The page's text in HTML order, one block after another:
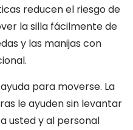
reducen el riesgo de
la silla fácilmente de
y las manijas con
para moverse. La
le ayuden sin levantar
usted y al personal